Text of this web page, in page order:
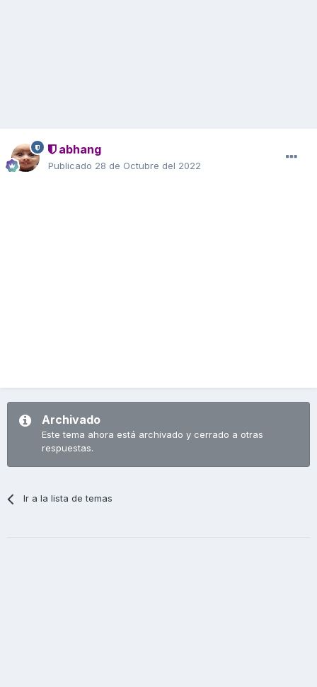
abhang
Publicado 28 de Octubre del 2022
Archivado
Este tema ahora está archivado y cerrado a otras
respuestas.
Ir a la lista de temas